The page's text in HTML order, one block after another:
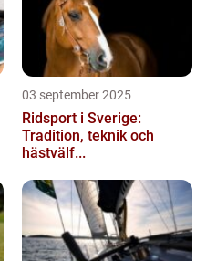
03 september 2025
Ridsport i Sverige:
Tradition, teknik och
hästvälf...